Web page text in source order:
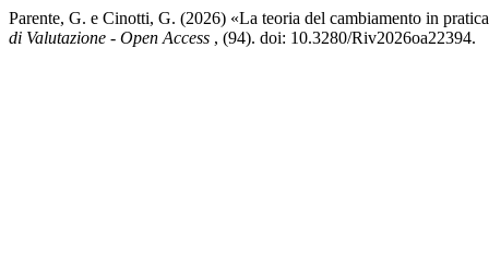
Parente, G. e Cinotti, G. (2026) «La teoria del cambiamento in
di Valutazione - Open Access , (94). doi: 10.3280/Riv2026oa22394.